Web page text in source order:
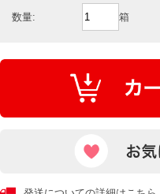
数量: 箱